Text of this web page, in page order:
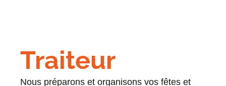
Traiteur
Nous préparons et organisons vos fêtes et